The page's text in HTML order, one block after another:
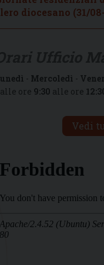
diocesano (31/
- Mercoledì -
ore 9:30 alle ore
Vedi